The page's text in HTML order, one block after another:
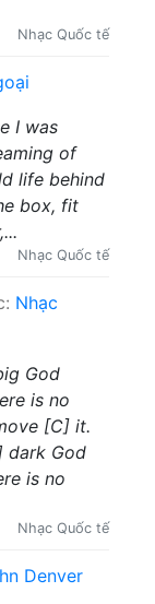
Nhạc Quốc tế
I was
of
life behind
box, fit
Nhạc Quốc tế
Nhạc
God
is no
[C] it.
dark God
is no
Nhạc Quốc tế
Denver